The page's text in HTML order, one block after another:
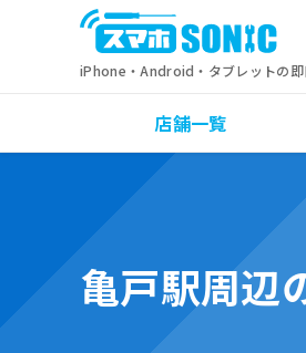
iPhone・Android・タブレットの即
店舗一覧
亀戸駅周辺